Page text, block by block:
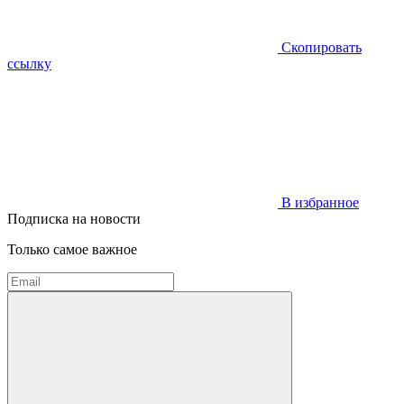
Скопировать
ссылку
В избранное
Подписка на новости
Только самое важное